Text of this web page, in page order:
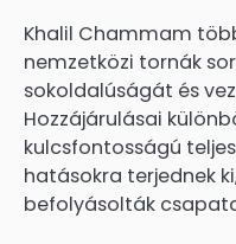
Khalil Chammam
nemzetközi tornák
sokoldalúságát és
Hozzájárulásai
kulcsfontosságú
hatásokra terjednek
befolyásolták